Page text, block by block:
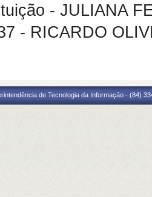
- JULIANA
- RICARDO
de Tecnologia da Informação - (84)